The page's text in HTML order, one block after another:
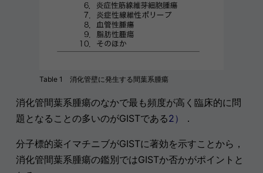
Table 1 消化管壁に発生する間葉系腫瘍
消化管間葉系腫瘍のなかで最も頻度が高く臨床的に問
題となることの多いのがGISTである2） ．
分子標的薬イマチニブがGISTに著効を示すことから，
消化管間葉系腫瘍の鑑別ではGISTか否かがポイントと